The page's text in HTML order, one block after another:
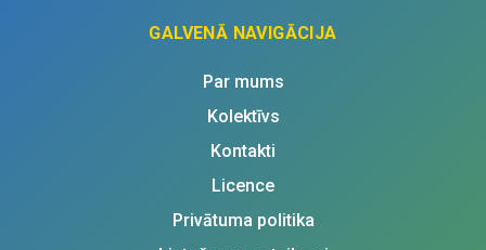
GALVENĀ NAVIGĀCIJA
Par mums
Kolektīvs
Kontakti
Licence
Privātuma politika